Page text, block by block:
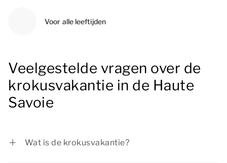
Voor alle leeftijden
Veelgestelde vragen over de
krokusvakantie in de Haute
Savoie
Wat is de krokusvakantie?